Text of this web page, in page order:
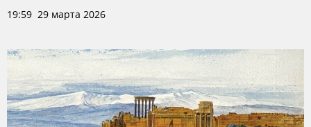
19:59 29 марта 2026